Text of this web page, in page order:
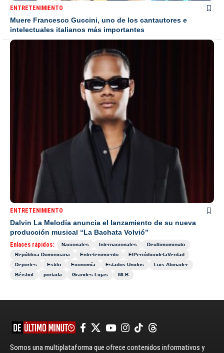
ENTRETENIMIENTO
Muere Francesco Guccini, uno de los cantautores e
intelectuales italianos más importantes
ENTRETENIMIENTO
Dalvin La Melodía anuncia el lanzamiento de su nueva
producción musical “La Bachata Volvió”
Enlaces rápidos: Nacionales Internacionales
Deultimominuto
República Dominicana
Entretenimiento
ElPeriódicodelaVerdad
Deportes
Estilo Economía Estados Unidos
Luis Abinader
Béisbol
portada Grandes Ligas MLB
Somos una multiplataforma que ofrece contenidos informativos y